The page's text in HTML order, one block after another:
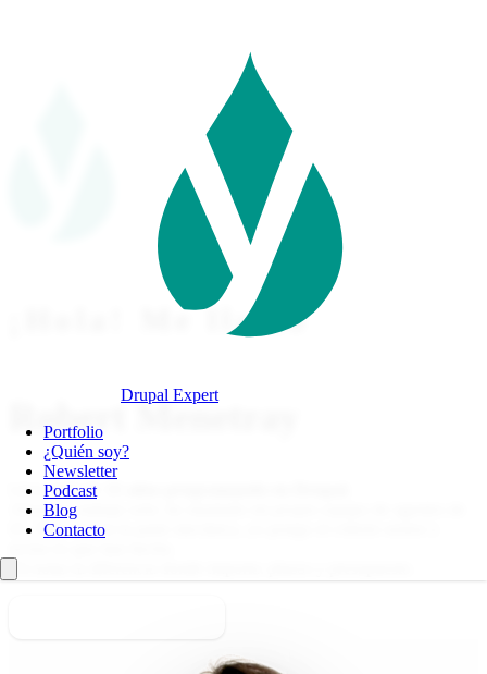
Drupal Expert
Navegación
principal
Portfolio
¿Quién soy?
Newsletter
Podcast
Blog
Contacto
¡Hola! Me llamo
Robert Menetray
Llevo más de
Ahora no trabajo solo: he montado mi propio equipo de agentes de
IA. Ellos hacen la parte mecánica, yo pongo el criterio senior y